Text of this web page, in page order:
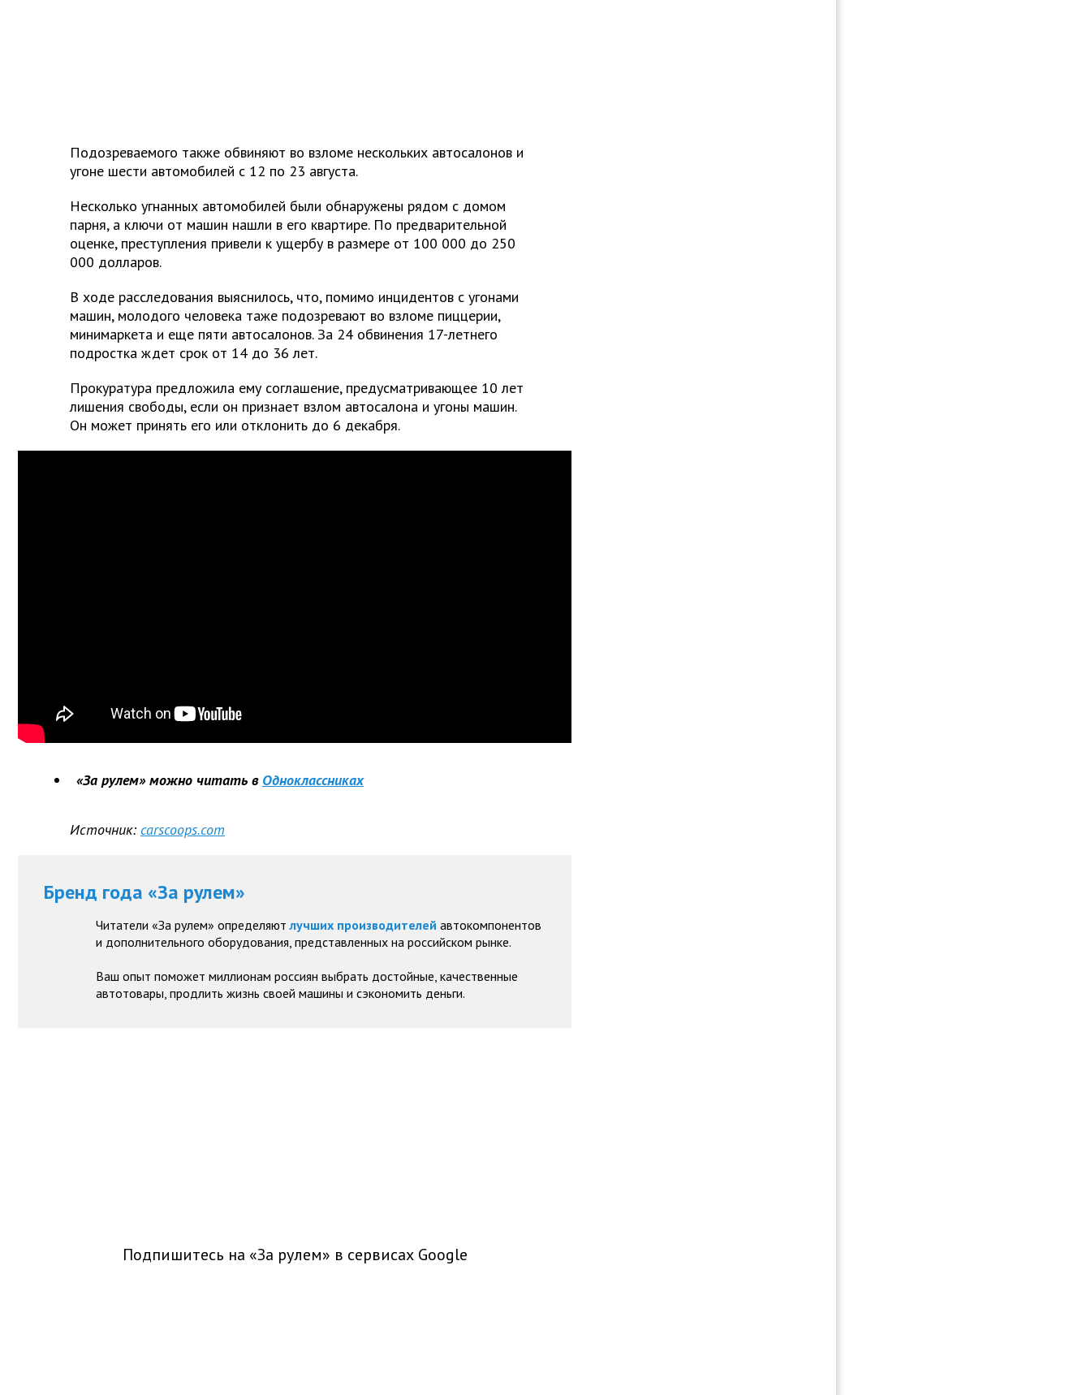
Подозреваемого также обвиняют во взломе нескольких автосалонов и
угоне шести автомобилей с 12 по 23 августа.
Несколько угнанных автомобилей были обнаружены рядом с домом
парня, а ключи от машин нашли в его квартире. По предварительной
оценке, преступления привели к ущербу в размере от 100 000 до 250
000 долларов.
В ходе расследования выяснилось, что, помимо инцидентов с угонами
машин, молодого человека таже подозревают во взломе пиццерии,
минимаркета и еще пяти автосалонов. За 24 обвинения 17-летнего
подростка ждет срок от 14 до 36 лет.
Прокуратура предложила ему соглашение, предусматривающее 10 лет
лишения свободы, если он признает взлом автосалона и угоны машин.
Он может принять его или отклонить до 6 декабря.
«За рулем» можно читать в Одноклассниках
Источник: carscoops.com
Бренд года «За рулем»
Читатели «За рулем» определяют лучших производителей автокомпонентов
и дополнительного оборудования, представленных на российском рынке.
Ваш опыт поможет миллионам россиян выбрать достойные, качественные
автотовары, продлить жизнь своей машины и сэкономить деньги.
Подпишитесь на «За рулем» в сервисах Google